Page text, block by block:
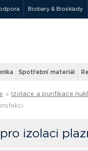
Biobary & Biosklady
Spotřební materiál
» Izolace a purifikace
izolaci